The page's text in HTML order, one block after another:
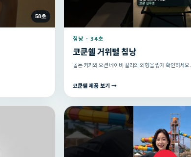
58초
침낭 · 34초
코쿤쉘 거위털 침낭
골든 카키와 오션 네이비 컬러의 외형을 짧게 확인하세요.
코쿤쉘 제품 보기 →